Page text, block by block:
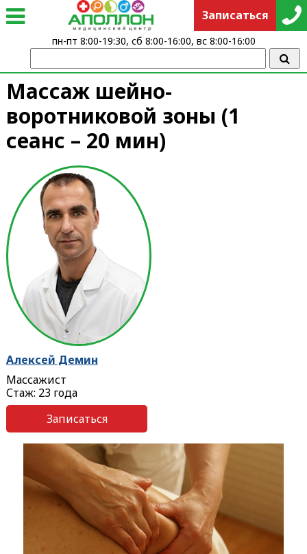
Массаж шейно-
воротниковой зоны (1
сеанс – 20 мин)
Алексей Демин
Массажист
Стаж: 23 года
Записаться
Записаться
пн-пт 8:00-19:30, сб 8:00-16:00, вс 8:00-16:00